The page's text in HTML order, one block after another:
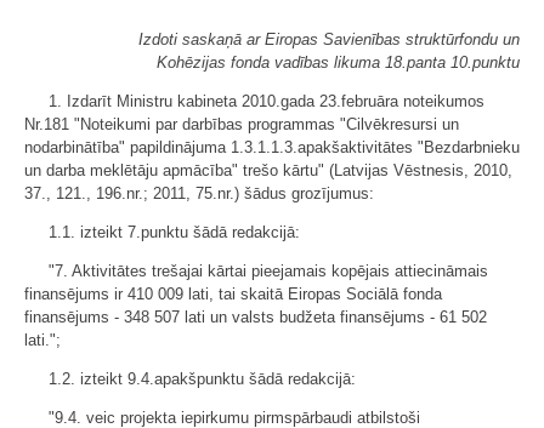
Izdoti saskaņā ar Eiropas Savienības struktūrfondu un
Kohēzijas fonda vadības likuma 18.panta 10.punktu
1. Izdarīt Ministru kabineta 2010.gada 23.februāra noteikumos
Nr.181 "Noteikumi par darbības programmas "Cilvēkresursi un
nodarbinātība" papildinājuma 1.3.1.1.3.apakšaktivitātes "Bezdarbnieku
un darba meklētāju apmācība" trešo kārtu" (Latvijas Vēstnesis, 2010,
37., 121., 196.nr.; 2011, 75.nr.) šādus grozījumus:
1.1. izteikt 7.punktu šādā redakcijā:
"7. Aktivitātes trešajai kārtai pieejamais kopējais attiecināmais
finansējums ir 410 009 lati, tai skaitā Eiropas Sociālā fonda
finansējums - 348 507 lati un valsts budžeta finansējums - 61 502
lati.";
1.2. izteikt 9.4.apakšpunktu šādā redakcijā:
"9.4. veic projekta iepirkumu pirmspārbaudi atbilstoši